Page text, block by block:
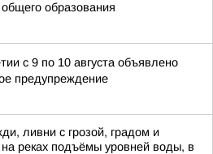
образования
с 9 по 10 августа объявлено
предупреждение
ливни с грозой, градом и
реках подъёмы уровней воды, в